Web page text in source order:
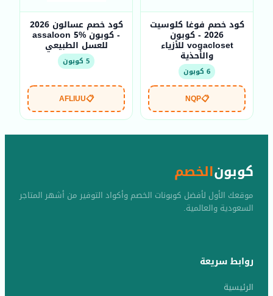
كود خصم فوغا كلوسيت
2026 - كوبون
vogacloset للأزياء
والأحذية
6 كوبون
📋
NQP
كود خصم عسالون 2026
- كوبون assaloon 5%
للعسل الطبيعي
5 كوبون
📋
AFLIUU
كوبونالخصم
موقعك الأول لأفضل كوبونات الخصم وأكواد التوفير من أشهر المتاجر
السعودية والعالمية.
روابط سريعة
الرئيسية